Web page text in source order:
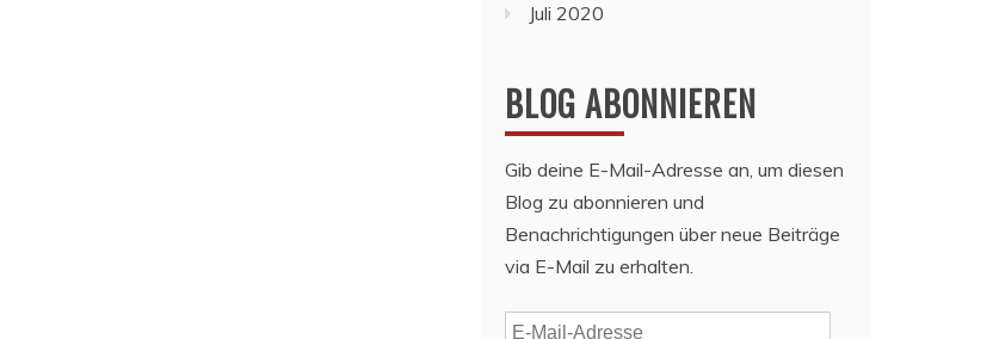
Juli 2020
BLOG ABONNIEREN
Gib deine E-Mail-Adresse an, um diesen
Blog zu abonnieren und
Benachrichtigungen über neue Beiträge
via E-Mail zu erhalten.
E-